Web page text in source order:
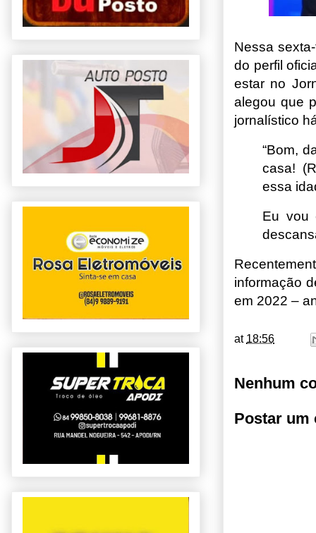
Nessa
do perfil
estar no
alegou que
jornalístico
“Bom,
casa!
essa
Eu vou
informação
em 2022 –
at 18:56
Nenhum
Postar um